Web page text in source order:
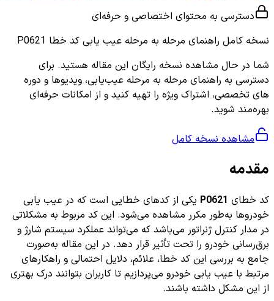
دسترسی به محتوای اختصاصی و حرفه‌ای
نسخه کامل راهنمای مرحله به مرحله عیب یابی کد خطا P0621
شما در حال مشاهده نسخه رایگان این مقاله هستید. برای
دسترسی به راهنمای مرحله به مرحله عیب‌یابی، ویدیوها و دوره
های تخصصی، اشتراک ویژه را تهیه کنید و از امکانات حرفه‌ای
بهره‌مند شوید.
مشاهده نسخه کامل
مقدمه
کد خطای P0621 یکی از کدهای خطایی است که در عیب یابی
خودروها به‌طور مکرر مشاهده می‌شود. این کد مربوط به مشکلاتی
در مدار کنترل ژنراتور می‌باشد که می‌تواند عملکرد سیستم شارژ و
برق‌رسانی خودرو را تحت تأثیر قرار دهد. در این مقاله به‌صورت
جامع به بررسی این کد خطا، علائم، دلایل احتمالی و راهکارهای
مرتبط با عیب یابی خودرو می‌پردازیم تا کاربران بتوانند درک بهتری
از این مشکل داشته باشند.